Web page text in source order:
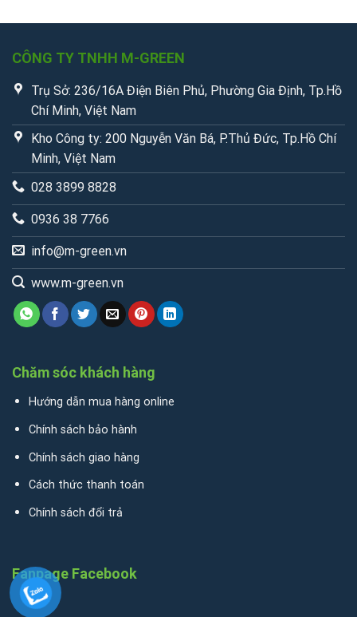
CÔNG TY TNHH M-GREEN
Trụ Sở: 236/16A Điện Biên Phủ, Phường Gia Định, Tp.Hồ
Chí Minh, Việt Nam
Kho Công ty: 200 Nguyễn Văn Bá, P.Thủ Đức, Tp.Hồ Chí
Minh, Việt Nam
028 3899 8828
0936 38 7766
info@m-green.vn
www.m-green.vn
Chăm sóc khách hàng
Hướng dẫn mua hàng online
Chính sách bảo hành
Chính sách giao hàng
Cách thức thanh toán
Chính sách đổi trả
Fanpage Facebook